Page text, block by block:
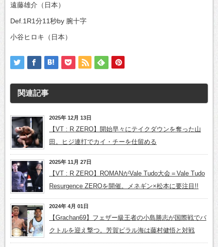
遠藤雄介（日本）
Def.1R1分11秒by 腕十字
小谷ヒロキ（日本）
関連記事
2025年 12月 13日
【VT : R ZERO】開始早々にテイクダウンを奪った山
田。ヒジ連打でカイ・チーを仕留める
2025年 11月 27日
【VT : R ZERO】ROMANがVale Tudo大会＝Vale Tudo
Resurgence ZEROを開催。メネギン×松本に要注目!!
2024年 4月 01日
【Grachan69】フェザー級王者の小島勝志が国際戦でバ
クトルを迎え撃つ。芳賀ビラル海は藤村健悟と対戦